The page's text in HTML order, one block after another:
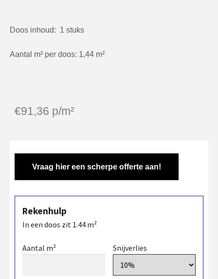
Doos inhoud: 1 stuks
Aantal m² per doos: 1,44 m²
€91,36 p/m²
Vraag hier een scherpe offerte aan!
Rekenhulp
In een doos zit 1.44 m²
Aantal m² Snijverlies